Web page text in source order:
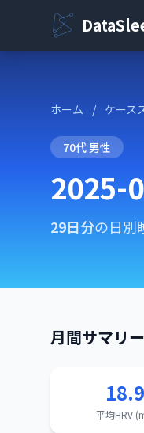
ホーム / ケース
70代 男性
2025-
29日分の日別
月間サマリー
18.9
平均HRV